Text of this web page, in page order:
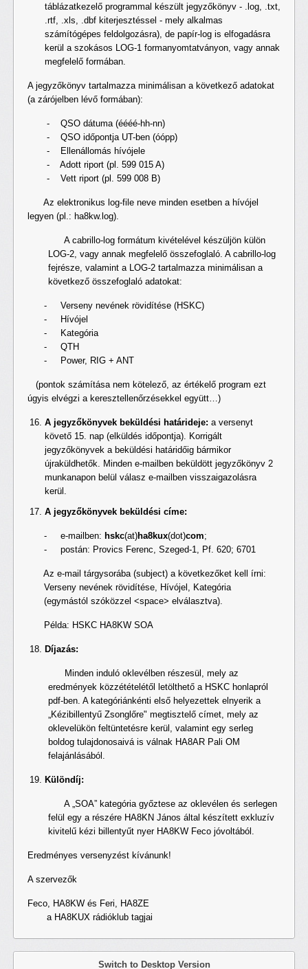
táblázatkezelő programmal készült jegyzőkönyv - .log, .txt,
.rtf, .xls, .dbf kiterjesztéssel - mely alkalmas
számítógépes feldolgozásra), de papír-log is elfogadásra
kerül a szokásos LOG-1 formanyomtatványon, vagy annak
megfelelő formában.
A jegyzőkönyv tartalmazza minimálisan a következő adatokat
(a zárójelben lévő formában):
- QSO dátuma (éééé-hh-nn)
- QSO időpontja UT-ben (óópp)
- Ellenállomás hívójele
- Adott riport (pl. 599 015 A)
- Vett riport (pl. 599 008 B)
Az elektronikus log-file neve minden esetben a hívójel
legyen (pl.: ha8kw.log).
A cabrillo-log formátum kivételével készüljön külön
LOG-2, vagy annak megfelelő összefoglaló. A cabrillo-log
fejrésze, valamint a LOG-2 tartalmazza minimálisan a
következő összefoglaló adatokat:
- Verseny nevének rövidítése (HSKC)
- Hívójel
- Kategória
- QTH
- Power, RIG + ANT
(pontok számítása nem kötelező, az értékelő program ezt
úgyis elvégzi a keresztellenőrzésekkel együtt…)
A jegyzőkönyvek beküldési határideje: a versenyt
követő 15. nap (elküldés időpontja). Korrigált
jegyzőkönyvek a beküldési határidőig bármikor
újraküldhetők. Minden e-mailben beküldött jegyzőkönyv 2
munkanapon belül válasz e-mailben visszaigazolásra
kerül.
A jegyzőkönyvek beküldési címe:
- e-mailben: hskc(at)ha8kux(dot)com;
- postán: Provics Ferenc, Szeged-1, Pf. 620; 6701
Az e-mail tárgysorába (subject) a következőket kell írni:
Verseny nevének rövidítése, Hívójel, Kategória
(egymástól szóközzel <space> elválasztva).
Példa: HSKC HA8KW SOA
Díjazás:
Minden induló oklevélben részesül, mely az
eredmények közzétételétől letölthető a HSKC honlapról
pdf-ben. A kategóriánkénti első helyezettek elnyerik a
„Kézibillentyű Zsonglőre" megtisztelő címet, mely az
oklevelükön feltüntetésre kerül, valamint egy serleg
boldog tulajdonosaivá is válnak HA8AR Pali OM
felajánlásából.
Különdíj:
A „SOA” kategória győztese az oklevélen és serlegen
felül egy a részére HA8KN János által készített exkluzív
kivitelű kézi billentyűt nyer HA8KW Feco jóvoltából.
Eredményes versenyzést kívánunk!
A szervezők
Feco, HA8KW és Feri, HA8ZE
a HA8KUX rádióklub tagjai
Switch to Desktop Version